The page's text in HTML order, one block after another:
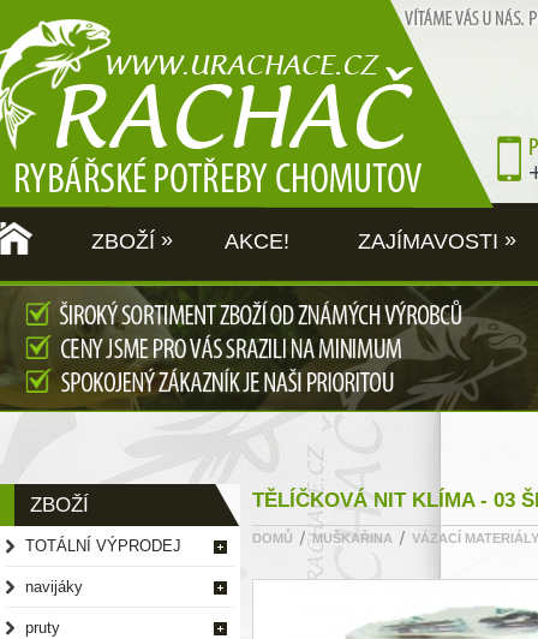
ZBOŽÍ » AKCE! ZAJÍMAVOSTI »
ZBOŽÍ
TOTÁLNÍ VÝPRODEJ
navijáky
pruty
TĚLÍČKOVÁ NIT KLÍMA - 03
DOMŮ MUŠKAŘINA VÁZACÍ MATERIÁLY